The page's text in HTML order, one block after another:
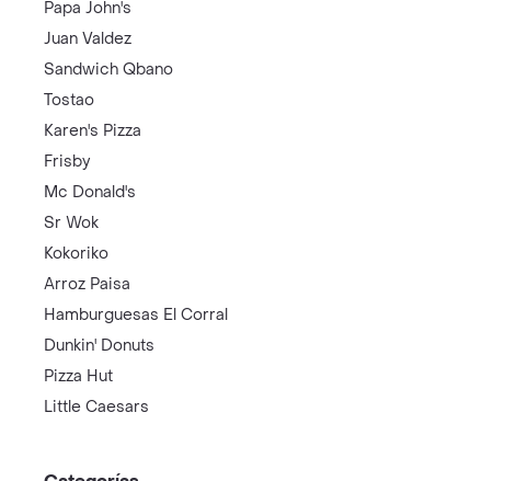
Papa John's
Juan Valdez
Sandwich Qbano
Tostao
Karen's Pizza
Frisby
Mc Donald's
Sr Wok
Kokoriko
Arroz Paisa
Hamburguesas El Corral
Dunkin' Donuts
Pizza Hut
Little Caesars